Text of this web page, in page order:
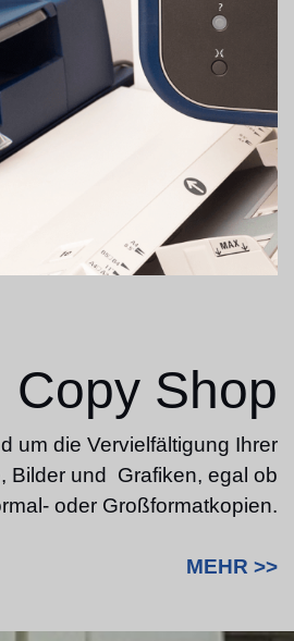
Copy Shop
um die Vervielfältigung Ihrer
Bilder und Grafiken, egal ob
oder Großformatkopien.
MEHR >>